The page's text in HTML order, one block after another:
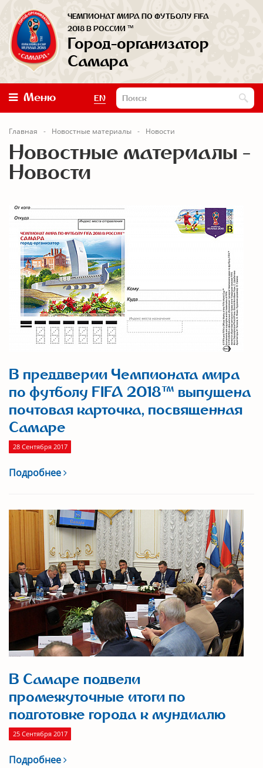
ЧЕМПИОНАТ МИРА ПО ФУТБОЛУ FIFA
2018 В РОССИИ ™
Город-организатор
Самара
Меню EN
Главная Новостные материалы Новости
Новостные материалы -
Новости
В преддверии Чемпионата мира
по футболу FIFA 2018™ выпущена
почтовая карточка, посвященная
Самаре
28 Сентября 2017
Подробнее
В Самаре подвели
промежуточные итоги по
подготовке города к мундиалю
25 Сентября 2017
Подробнее